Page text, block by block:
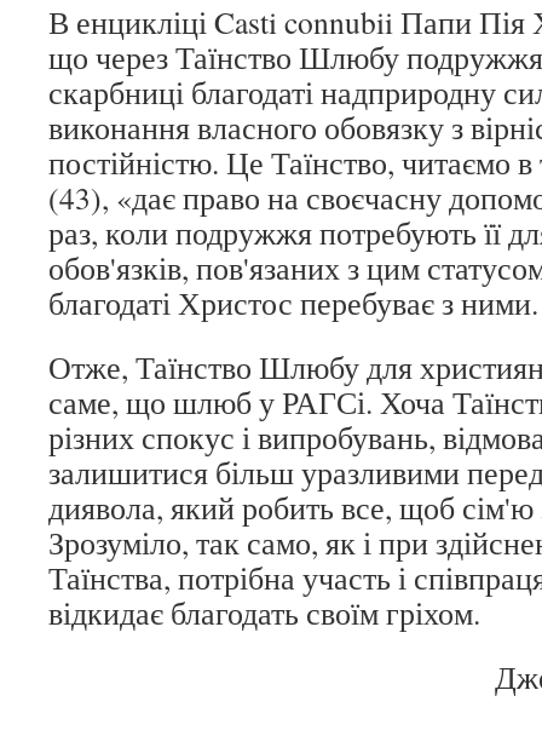
В енцикліці Casti connubii Папи Пія
що через Таїнство Шлюбу подружжя
скарбниці благодаті надприродну
виконання власного обовязку з
постійністю. Це Таїнство, читаємо в
(43), «дає право на своєчасну
раз, коли подружжя потребують її
обов'язків, пов'язаних з цим
благодаті Христос перебуває з ними.
Отже, Таїнство Шлюбу для
саме, що шлюб у РАГСі. Хоча
різних спокус і випробувань,
залишитися більш уразливими
диявола, який робить все, щоб сім'ю
Зрозуміло, так само, як і при
Таїнства, потрібна участь і
відкидає благодать своїм гріхом.